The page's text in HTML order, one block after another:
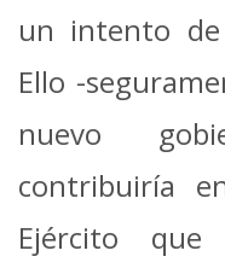
un intento
Ello -
nuevo
contribuiría
Ejército